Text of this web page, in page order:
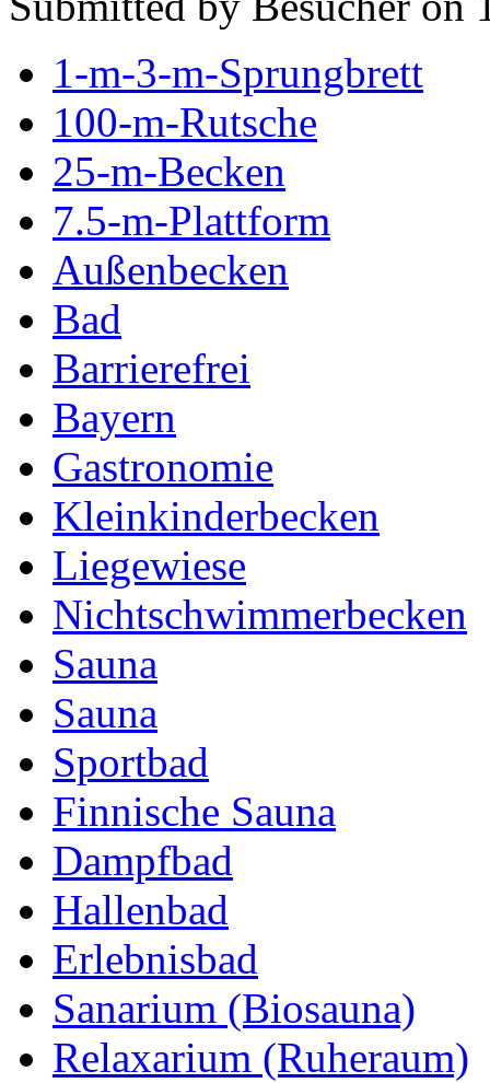
1-m-3-m-Sprungbrett
100-m-Rutsche
25-m-Becken
7.5-m-Plattform
Außenbecken
Bad
Barrierefrei
Bayern
Gastronomie
Kleinkinderbecken
Liegewiese
Nichtschwimmerbecken
Sauna
Sauna
Sportbad
Finnische Sauna
Dampfbad
Hallenbad
Erlebnisbad
Sanarium (Biosauna)
Relaxarium (Ruheraum)